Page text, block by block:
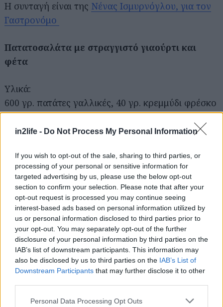
in2life - Do Not Process My Personal Information
If you wish to opt-out of the sale, sharing to third parties, or
processing of your personal or sensitive information for
targeted advertising by us, please use the below opt-out
section to confirm your selection. Please note that after your
opt-out request is processed you may continue seeing
interest-based ads based on personal information utilized by
us or personal information disclosed to third parties prior to
your opt-out. You may separately opt-out of the further
disclosure of your personal information by third parties on the
IAB’s list of downstream participants. This information may
also be disclosed by us to third parties on the IAB’s List of
Downstream Participants that may further disclose it to other
Please note that this website/app uses one or more Google
Personal Data Processing Opt Outs
Η συνταγή είναι της Νένας Ισμυρνόγλου, για τον
Γαστρονόμο
Πατατοσαλάτα με στραγγιστό γιαούρτι και
φέτα
Υλικά:
600 γρ. πατάτες γαλλικές, 40 γρ. κρεμμύδι φρέσκο
ψιλοκομμένο, 10 γρ. άνηθος φρέσκος
ψιλοκομμένος, 10 γρ. μαϊντανός φρέσκος
κομμένη, 30 γρ. ραπανάκια κομμένα σε λεπτές
ροδέλες, 40 γρ. ελαιόλαδο, 20 γρ. χυμό λεμονιού,
4 γρ. αλάτι, 2 γρ. μαύρο πιπέρι, φρεσκοτριμμένο
Για τη σάλτσα γιαούρτι – φέτα: 5 γρ. καυτερή
πιπεριά τσίλι καθαρισμένη από σπόρους και
ψιλοκομμένη, 3 γρ. σκόρδο ψιλοκομμένο, 50 γρ.
ελαιόλαδο, 100 γρ φέτα τριμμένη, 250 γρ
στραγγιστό γιαούρτι 2%, 6 γρ. κίμινο, 3 γρ.
πάπρικα καπνιστή, 4 γρ. κόλιανδρος σκόνη, 5 γρ.
πάπρικα γλυκιά, 2 γρ. ρίγανη, 2 γρ. αλάτι